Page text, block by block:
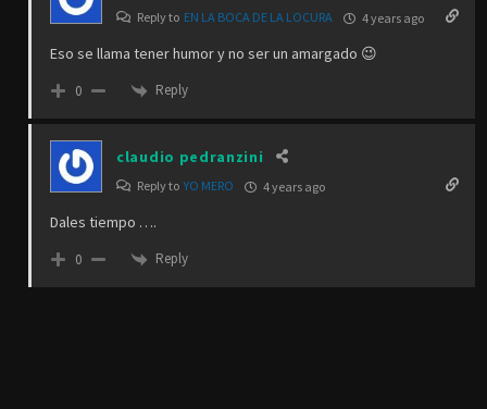
Reply to EN LA BOCA DE LA LOCURA 4 years ago
Eso se llama tener humor y no ser un amargado 😉
0 Reply
claudio pedranzini
Reply toYO MERO 4 years ago
Dales tiempo ….
0 Reply